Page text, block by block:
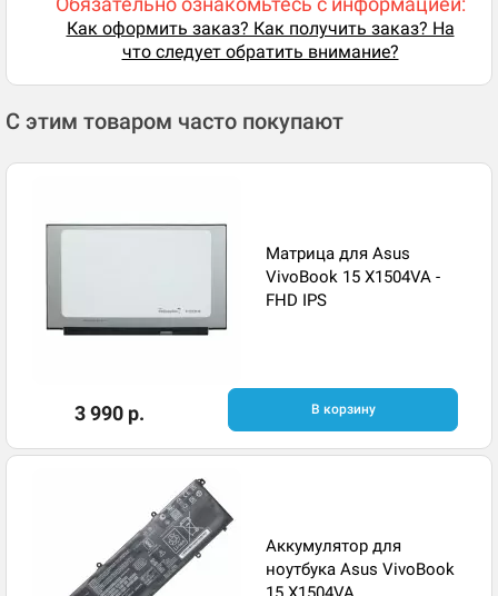
Как оформить заказ? Как получить заказ? На
что следует обратить внимание?
С этим товаром часто покупают
Матрица для Asus
VivoBook 15 X1504VA -
FHD IPS
3 990 р. В корзину
Аккумулятор для
ноутбука Asus VivoBook